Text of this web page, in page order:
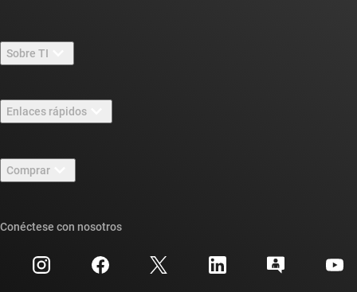
Sobre TI
Carreras laborales
Sala de redacción
Eventos
Relaciones con los inversionistas
Enlaces rápidos
Foros de soporte de diseño de TI E2E™
Búsqueda de referencias cruzadas
Centro de atención al cliente
Comprar
Conéctese con nosotros